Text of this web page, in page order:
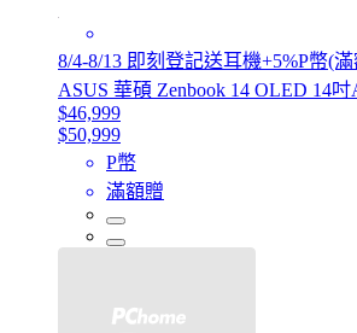
8/4-8/13 即刻登記送耳機+5%P幣(
ASUS 華碩 Zenbook 14 OLED 14
$46,999
$50,999
P幣
滿額贈